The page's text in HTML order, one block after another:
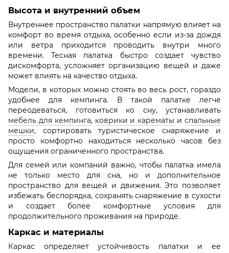
Высота и внутренний объем
Внутреннее пространство палатки напрямую влияет на
комфорт во время отдыха, особенно если из-за дождя
или ветра приходится проводить внутри много
времени. Тесная палатка быстро создает чувство
дискомфорта, усложняет организацию вещей и даже
может влиять на качество отдыха.
Модели, в которых можно стоять во весь рост, гораздо
удобнее для кемпинга. В такой палатке легче
переодеваться, готовиться ко сну, устанавливать
мебель для кемпинга, коврики и карематы испальные
мешки, сортировать туристическое снаряжение и
просто комфортно находиться несколько часов без
ощущения ограниченного пространства.
Для семей или компаний важно, чтобы палатка имела
не только место для сна, но и дополнительное
пространство для вещей и движения. Это позволяет
избежать беспорядка, сохранять снаряжение в сухости
и создает более комфортные условия для
продолжительного проживания на природе.
Каркас и материалы
Каркас определяет устойчивость палатки и ее